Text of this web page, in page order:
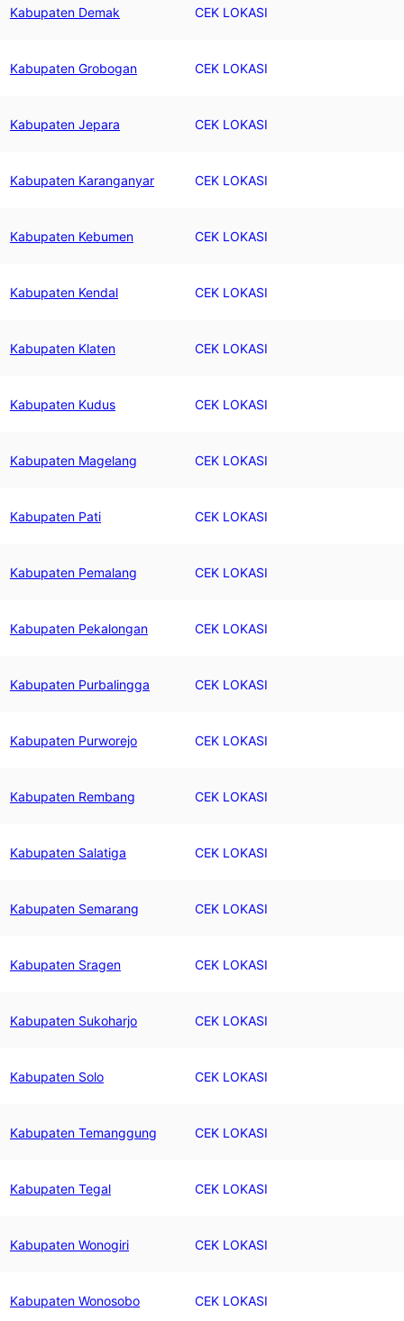
Kabupaten Demak CEK LOKASI
Kabupaten Grobogan CEK LOKASI
Kabupaten Jepara CEK LOKASI
Kabupaten Karanganyar CEK LOKASI
Kabupaten Kebumen CEK LOKASI
Kabupaten Kendal CEK LOKASI
Kabupaten Klaten CEK LOKASI
Kabupaten Kudus CEK LOKASI
Kabupaten Magelang CEK LOKASI
Kabupaten Pati CEK LOKASI
Kabupaten Pemalang CEK LOKASI
Kabupaten Pekalongan CEK LOKASI
Kabupaten Purbalingga CEK LOKASI
Kabupaten Purworejo CEK LOKASI
Kabupaten Rembang CEK LOKASI
Kabupaten Salatiga CEK LOKASI
Kabupaten Semarang CEK LOKASI
Kabupaten Sragen CEK LOKASI
Kabupaten Sukoharjo CEK LOKASI
Kabupaten Solo CEK LOKASI
Kabupaten Temanggung CEK LOKASI
Kabupaten Tegal CEK LOKASI
Kabupaten Wonogiri CEK LOKASI
Kabupaten Wonosobo CEK LOKASI